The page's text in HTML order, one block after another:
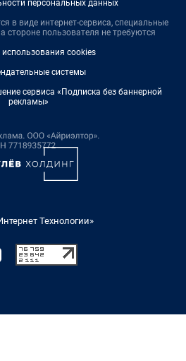
персональных данных
в виде интернет-сервиса, специальные
стороне пользователя не требуются
использования cookies
системы
сервиса «Подписка без баннерной
рекламы»
Технологии»